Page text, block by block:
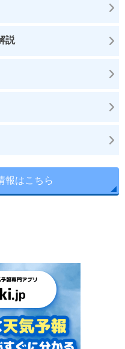
説
報はこちら